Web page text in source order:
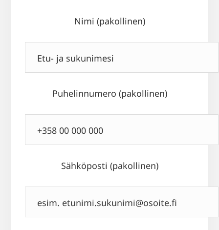
Nimi (pakollinen)
Puhelinnumero (pakollinen)
Sähköposti (pakollinen)